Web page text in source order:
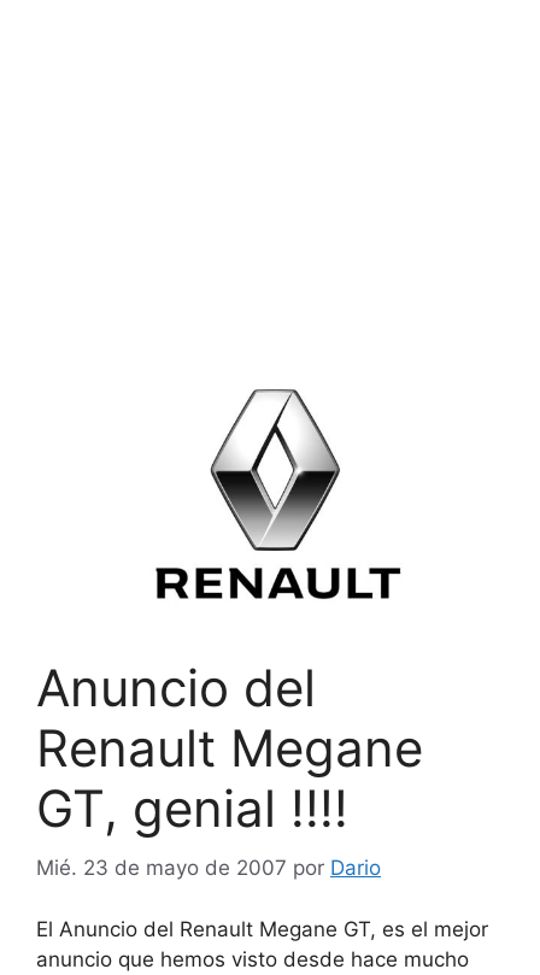
Anuncio del
Renault Megane
GT, genial !!!!
Mié. 23 de mayo de 2007 por Dario
El Anuncio del Renault Megane GT, es el mejor
anuncio que hemos visto desde hace mucho